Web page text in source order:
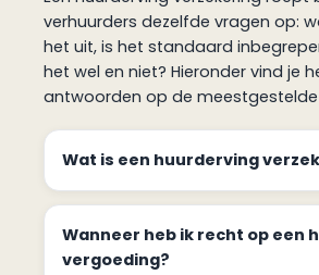
verhuurders dezelfde vragen op:
het uit, is het standaard
het wel en niet? Hieronder vind je
antwoorden op de meestgestelde
Wat is een huurderving
Wanneer heb ik recht op een
vergoeding?